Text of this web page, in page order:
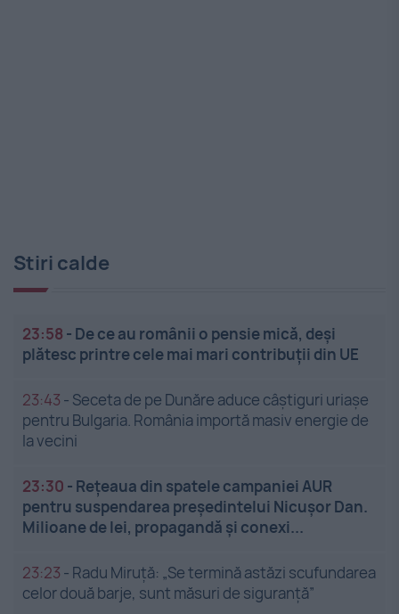
Stiri calde
23:58 - De ce au românii o pensie mică, deși
plătesc printre cele mai mari contribuții din UE
23:43 - Seceta de pe Dunăre aduce câștiguri uriașe
pentru Bulgaria. România importă masiv energie de
la vecini
23:30 - Rețeaua din spatele campaniei AUR
pentru suspendarea președintelui Nicușor Dan.
Milioane de lei, propagandă și conexi...
23:23 - Radu Miruță: „Se termină astăzi scufundarea
celor două barje, sunt măsuri de siguranţă”